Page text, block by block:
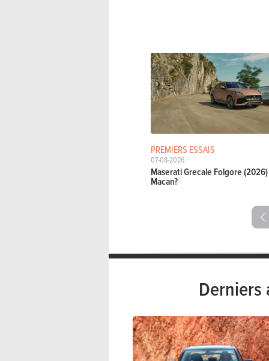
PREMIERS ESSAIS
07-08-2026
Maserati Grecale Folgore
Macan?